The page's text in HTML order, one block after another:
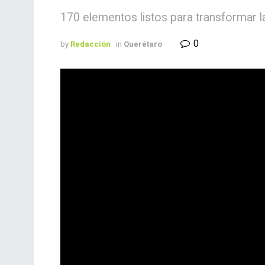
170 elementos listos para transformar
by Redacción in Querétaro 0